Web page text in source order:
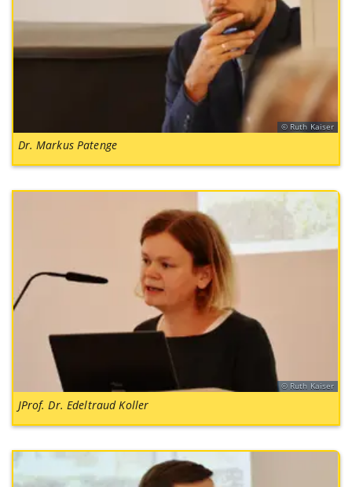
Ruth Kaiser
Dr. Markus Patenge
Ruth Kaiser
JProf. Dr. Edeltraud Koller